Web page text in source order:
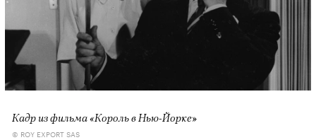
Кадр из фильма «Король в Нью-Йорке»
© ROY EXPORT SAS